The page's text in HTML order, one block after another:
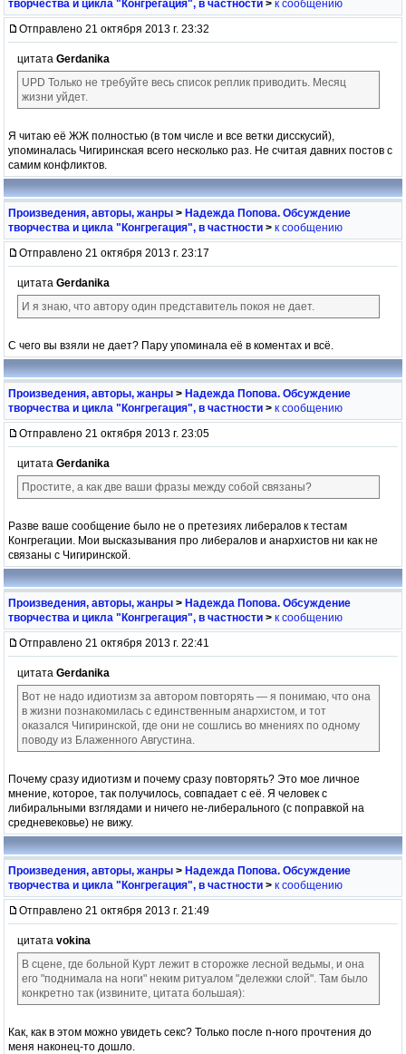
творчества и цикла "Конгрегация", в частности > к сообщению
Отправлено 21 октября 2013 г. 23:32
цитата Gerdanika
UPD Только не требуйте весь список реплик приводить. Месяц
жизни уйдет.
Я читаю её ЖЖ полностью (в том числе и все ветки дисскусий),
упоминалась Чигиринская всего несколько раз. Не считая давних постов с
самим конфликтов.
Произведения, авторы, жанры > Надежда Попова. Обсуждение
творчества и цикла "Конгрегация", в частности > к сообщению
Отправлено 21 октября 2013 г. 23:17
цитата Gerdanika
И я знаю, что автору один представитель покоя не дает.
С чего вы взяли не дает? Пару упоминала её в коментах и всё.
Произведения, авторы, жанры > Надежда Попова. Обсуждение
творчества и цикла "Конгрегация", в частности > к сообщению
Отправлено 21 октября 2013 г. 23:05
цитата Gerdanika
Простите, а как две ваши фразы между собой связаны?
Разве ваше сообщение было не о претезиях либералов к тестам
Конгрегации. Мои высказывания про либералов и анархистов ни как не
связаны с Чигиринской.
Произведения, авторы, жанры > Надежда Попова. Обсуждение
творчества и цикла "Конгрегация", в частности > к сообщению
Отправлено 21 октября 2013 г. 22:41
цитата Gerdanika
Вот не надо идиотизм за автором повторять — я понимаю, что она
в жизни познакомилась с единственным анархистом, и тот
оказался Чигиринской, где они не сошлись во мнениях по одному
поводу из Блаженного Августина.
Почему сразу идиотизм и почему сразу повторять? Это мое личное
мнение, которое, так получилось, совпадает с её. Я человек с
либиральными взглядами и ничего не-либерального (с поправкой на
средневековье) не вижу.
Произведения, авторы, жанры > Надежда Попова. Обсуждение
творчества и цикла "Конгрегация", в частности > к сообщению
Отправлено 21 октября 2013 г. 21:49
цитата vokina
В сцене, где больной Курт лежит в сторожке лесной ведьмы, и она
его "поднимала на ноги" неким ритуалом "дележки слой". Там было
конкретно так (извините, цитата большая):
Как, как в этом можно увидеть секс? Только после n-ного прочтения до
меня наконец-то дошло.